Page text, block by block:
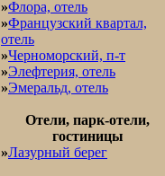
»Флора, отель
»Французский квартал,
отель
»Черноморский, п-т
»Элефтерия, отель
»Эмеральд, отель
Отели, парк-отели,
гостиницы
»Лазурный берег